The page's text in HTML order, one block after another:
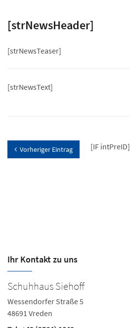
[strNewsHeader]
[strNewsTeaser]
[strNewsText]
[IF intPreID]
Vorheriger Eintrag
Ihr Kontakt zu uns
Schuhhaus Siehoff
Wessendorfer Straße 5
48691 Vreden